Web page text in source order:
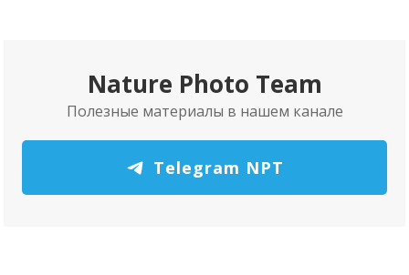
Nature Photo Team
Полезные материалы в нашем канале
Telegram NPT